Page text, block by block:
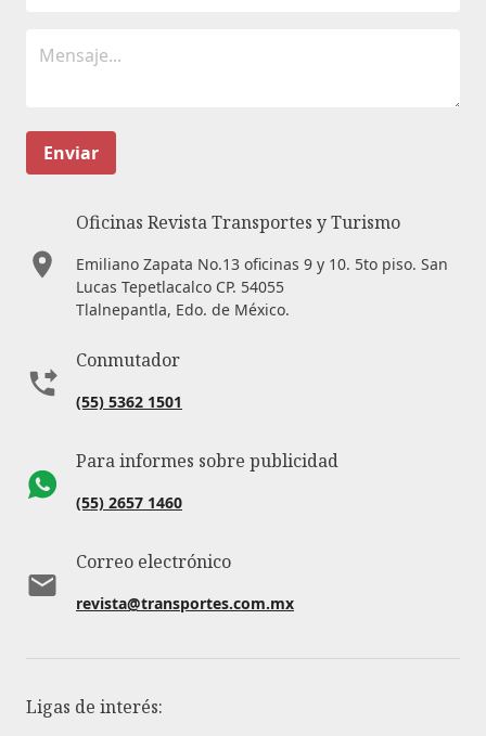
Enviar
Oficinas Revista Transportes y Turismo
Emiliano Zapata No.13 oficinas 9 y 10. 5to piso. San
Lucas Tepetlacalco CP. 54055
Tlalnepantla, Edo. de México.
Conmutador
(55) 5362 1501
Para informes sobre publicidad
(55) 2657 1460
Correo electrónico
revista@transportes.com.mx
Ligas de interés: